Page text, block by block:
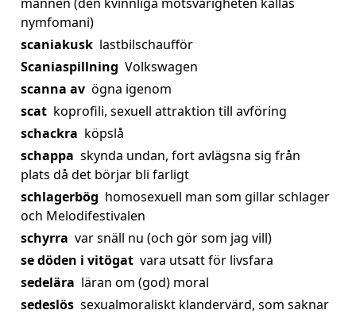
nymfomani)
scaniakusk lastbilschaufför
Scaniaspillning Volkswagen
scanna av ögna igenom
scat koprofili, sexuell attraktion till avföring
schackra köpslå
schappa skynda undan, fort avlägsna sig från
plats då det börjar bli farligt
schlagerbög homosexuell man som gillar schlager
och Melodifestivalen
schyrra var snäll nu (och gör som jag vill)
se döden i vitögat vara utsatt för livsfara
sedelära läran om (god) moral
sedeslös sexualmoraliskt klandervärd, som saknar